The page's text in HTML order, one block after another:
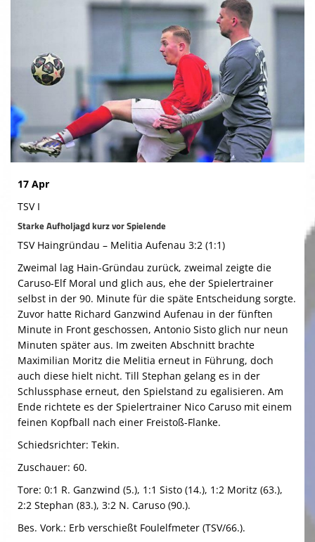
Schiedsrichter
Gymnastik
Bilder
Terminkalender
Spieltage
17 Apr
TSV I
Starke Aufholjagd kurz vor Spielende
TSV Haingründau – Melitia Aufenau 3:2 (1:1)
Zweimal lag Hain-Gründau zurück, zweimal zeigte die
Caruso-Elf Moral und glich aus, ehe der Spielertrainer
selbst in der 90. Minute für die späte Entscheidung sorgte.
Zuvor hatte Richard Ganzwind Aufenau in der fünften
Minute in Front geschossen, Antonio Sisto glich nur neun
Minuten später aus. Im zweiten Abschnitt brachte
Maximilian Moritz die Melitia erneut in Führung, doch
auch diese hielt nicht. Till Stephan gelang es in der
Schlussphase erneut, den Spielstand zu egalisieren. Am
Ende richtete es der Spielertrainer Nico Caruso mit einem
feinen Kopfball nach einer Freistoß-Flanke.
Schiedsrichter: Tekin.
Zuschauer: 60.
Tore: 0:1 R. Ganzwind (5.), 1:1 Sisto (14.), 1:2 Moritz (63.),
2:2 Stephan (83.), 3:2 N. Caruso (90.).
Bes. Vork.: Erb verschießt Foulelfmeter (TSV/66.).